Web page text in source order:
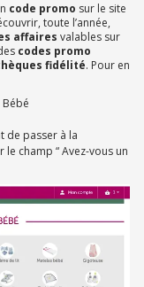
code promo sur le site
toute l’année,
affaires valables sur
codes promo
fidélité. Pour en
de passer à la
champ “ Avez-vous un